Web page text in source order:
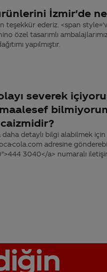
İzmir'de
teşekkür ederiz. <span
özel tasarımlı
yapılmıştır.
severek
maalesef
caizmidir?
daha detaylı bilgi alabilmek
cola.com adresine
3040</a> numaralı